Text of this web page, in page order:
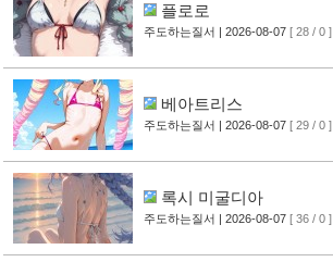
플로로
주도하는질서 | 2026-08-07 [ 28 / 0 ]
베아트리스
주도하는질서 | 2026-08-07 [ 29 / 0 ]
록시 미굴디아
주도하는질서 | 2026-08-07 [ 36 / 0 ]